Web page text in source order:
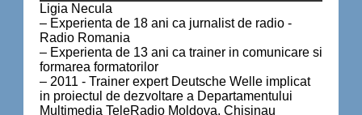
Ligia Necula
– Experienta de 18 ani ca jurnalist de radio -
Radio Romania
– Experienta de 13 ani ca trainer in comunicare si
formarea formatorilor
– 2011 - Trainer expert Deutsche Welle implicat
in proiectul de dezvoltare a Departamentului
Multimedia TeleRadio Moldova, Chisinau